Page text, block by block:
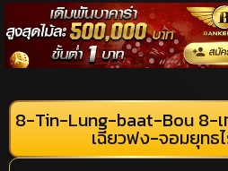
8-Tin-Lung-baat-Bou 8-
เฉียวฟง-จอมยุทธ